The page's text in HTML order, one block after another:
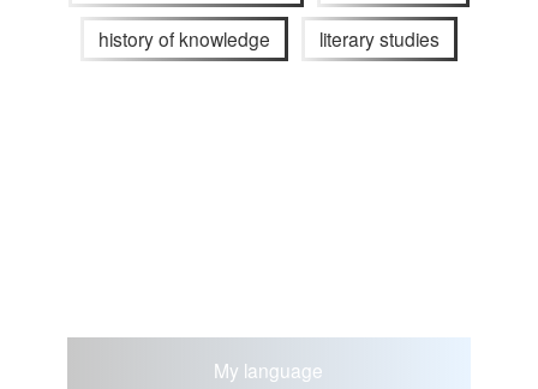
history of knowledge literary studies
My language